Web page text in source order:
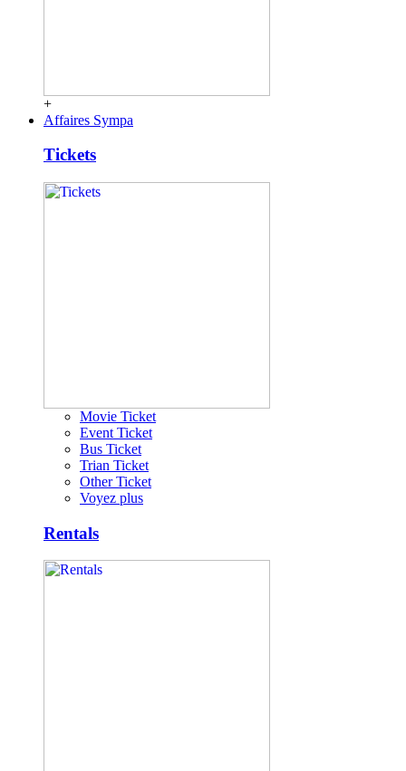
+
Affaires Sympa
Tickets
Movie Ticket
Event Ticket
Bus Ticket
Trian Ticket
Other Ticket
Voyez plus
Rentals